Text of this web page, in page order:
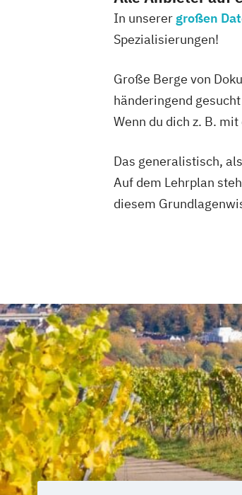
In unserer großen
Spezialisierungen!
Große Berge von
händeringend
Wenn du dich z. B.
Das generalistisch,
Auf dem Lehrplan
diesem